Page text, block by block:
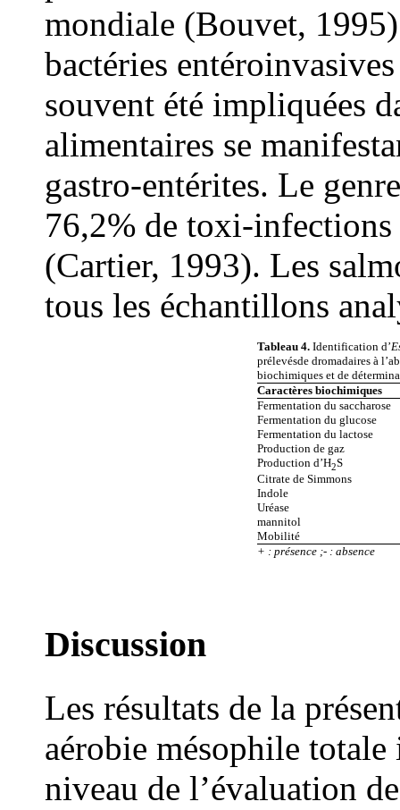
mondiale (Bouvet,
bactéries
souvent été impliquées
alimentaires se
gastro-entérites. Le
76,2% de toxi-
(Cartier, 1993). Les
tous les échantillons
Tableau 4. Identification d’
prélevésde dromadaires à
biochimiques et de
Caractères biochimiques
Fermentation du saccharose
Fermentation du glucose
Fermentation du lactose
Production de gaz
Production d’H2S
Citrate de Simmons
Indole
Uréase
mannitol
Mobilité
+ : présence ;- : absence
Discussion
Les résultats de la
aérobie mésophile
niveau de l’évaluation